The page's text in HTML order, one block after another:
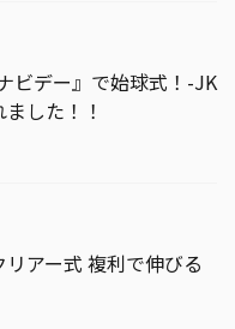
ビデー』で始球式！-JK
した！！
リアー式 複利で伸びる